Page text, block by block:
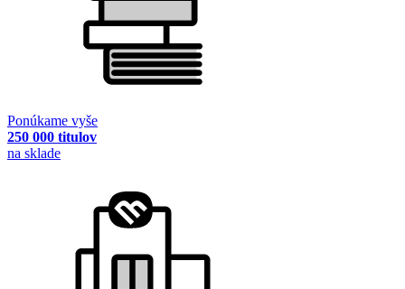
Ponúkame vyše
250 000 titulov
na sklade